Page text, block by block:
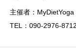
主催者：MyDietYoga
TEL：090-2976-8712